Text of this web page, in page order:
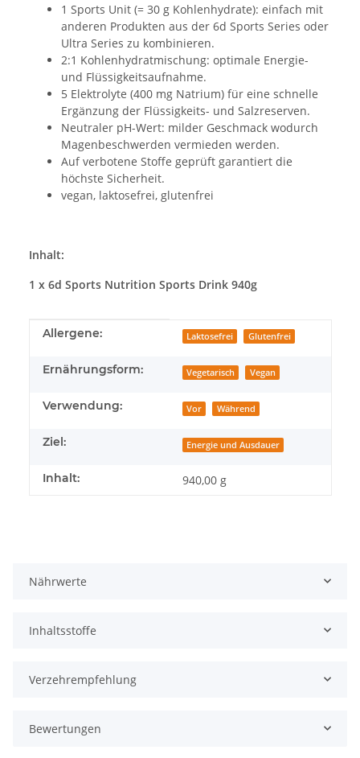
1 Sports Unit (= 30 g Kohlenhydrate): einfach mit
anderen Produkten aus der 6d Sports Series oder
Ultra Series zu kombinieren.
2:1 Kohlenhydratmischung: optimale Energie-
und Flüssigkeitsaufnahme.
5 Elektrolyte (400 mg Natrium) für eine schnelle
Ergänzung der Flüssigkeits- und Salzreserven.
Neutraler pH-Wert: milder Geschmack wodurch
Magenbeschwerden vermieden werden.
Auf verbotene Stoffe geprüft garantiert die
höchste Sicherheit.
vegan, laktosefrei, glutenfrei
Inhalt:
1 x 6d Sports Nutrition Sports Drink 940g
Produkteigenschaft
Wert
Allergene: Laktosefrei Glutenfrei
Ernährungsform: Vegetarisch Vegan
Verwendung: Vor Während
Ziel: Energie und Ausdauer
Inhalt: 940,00 g
Nährwerte
Inhaltsstoffe
Verzehrempfehlung
Bewertungen